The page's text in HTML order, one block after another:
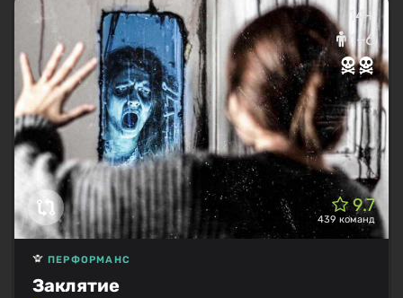
14+
1–6
9.7
439 команд
Заклятие
ПЕРФОРМАНС